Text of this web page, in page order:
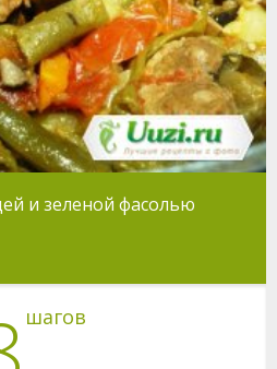
и зеленой фасолью
шагов